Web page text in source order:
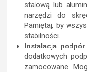
stalową lub
narzędzi do
Pamiętaj, by
stabilności.
Instalacja podpór
dodatkowych
zamocowane.